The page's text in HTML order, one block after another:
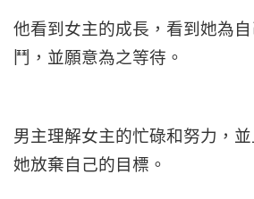
他看到女主的成長，看到她為
鬥，並願意為之等待。
男主理解女主的忙碌和努力，
她放棄自己的目標。